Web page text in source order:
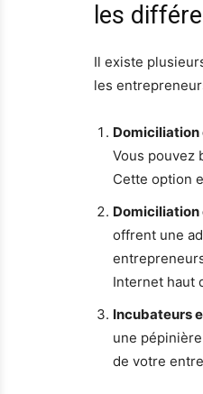
les
Il existe
les
Vous pouvez
Cette option
Domiciliation
offrent une
Internet haut
Incubateurs
une
de votre